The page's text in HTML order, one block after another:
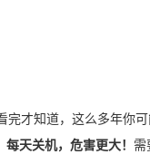
每天关机，危害更大！ 需